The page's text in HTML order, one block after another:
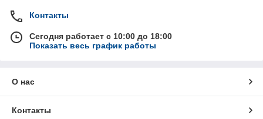
Контакты
Сегодня работает с 10:00 до 18:00
Показать весь график работы
О нас
Контакты